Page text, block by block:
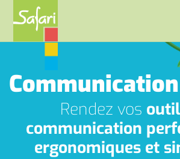
Rendez vos
communication
ergonomiques et